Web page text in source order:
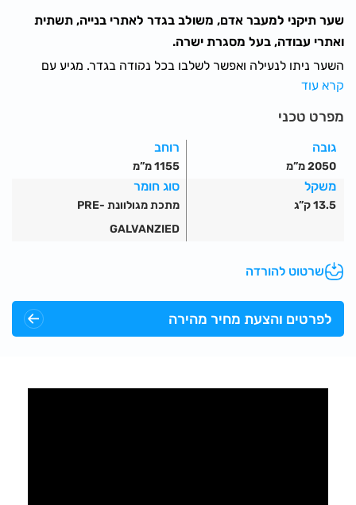
שער תיקני למעבר אדם, משולב בגדר לאתרי בנייה, תשתית
ואתרי עבודה, בעל מסגרת ישרה.
השער ניתן לנעילה ואפשר לשלבו בכל נקודה בגדר. מגיע עם
יחידת גלגל אינטגראלית.
לאתרי עבודה.
כנף אחת נפתחת כלפי פנים / חוץ.
ניתן לנעילה באמצעות מנעול סטנדרטי.
קרא עוד
מפרט טכני
גובה
2050 מ”מ
רוחב
1155 מ”מ
משקל
13.5 ק”ג
סוג חומר
מתכת מגולוונת PRE-
GALVANZIED
שרטוט להורדה
לפרטים והצעת מחיר מהירה